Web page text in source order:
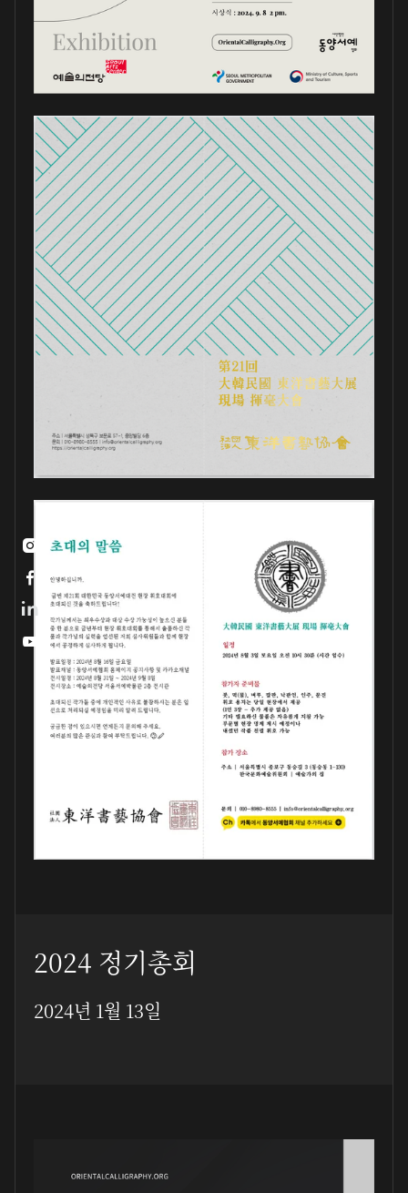
2024 정기총회
2024년 1월 13일


